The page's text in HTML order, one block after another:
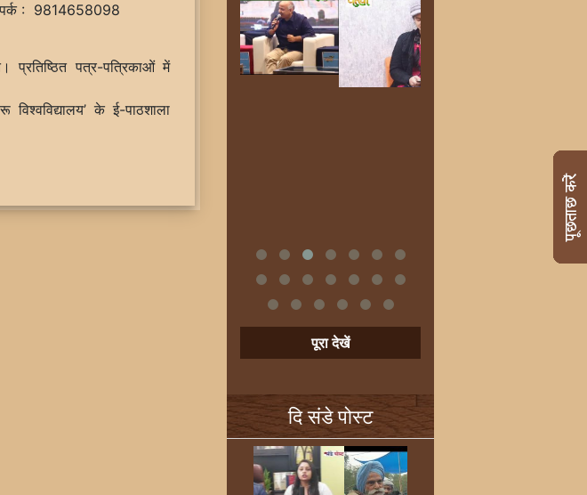
: 9814658098
पत्र-पत्रिकाओं में
विश्वविद्यालय’ के ई-पाठशाला
पूरा देखें
दि संडे पोस्ट